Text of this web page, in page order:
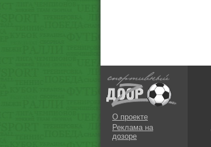
О проекте
Реклама на
дозоре